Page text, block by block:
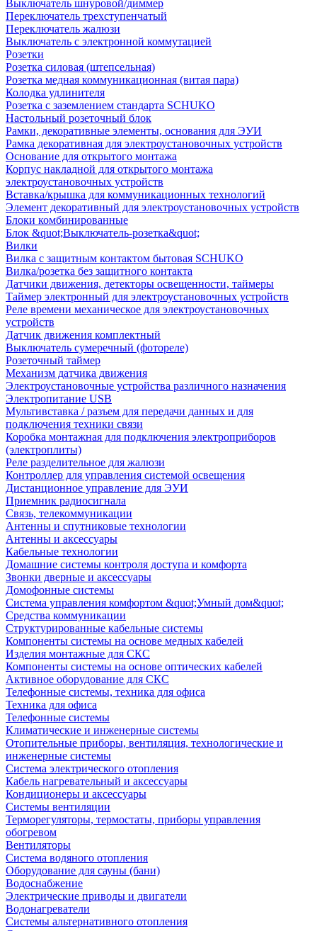
Выключатель шнуровой/диммер
Переключатель трехступенчатый
Переключатель жалюзи
Выключатель с электронной коммутацией
Розетки
Розетка силовая (штепсельная)
Розетка медная коммуникационная (витая пара)
Колодка удлинителя
Розетка с заземлением стандарта SCHUKO
Настольный розеточный блок
Рамки, декоративные элементы, основания для ЭУИ
Рамка декоративная для электроустановочных устройств
Основание для открытого монтажа
Корпус накладной для открытого монтажа
электроустановочных устройств
Вставка/крышка для коммуникационных технологий
Элемент декоративный для электроустановочных устройств
Блоки комбинированные
Блок &quot;Выключатель-розетка&quot;
Вилки
Вилка с защитным контактом бытовая SCHUKO
Вилка/розетка без защитного контакта
Датчики движения, детекторы освещенности, таймеры
Таймер электронный для электроустановочных устройств
Реле времени механическое для электроустановочных
устройств
Датчик движения комплектный
Выключатель сумеречный (фотореле)
Розеточный таймер
Механизм датчика движения
Электроустановочные устройства различного назначения
Электропитание USB
Мультивставка / разъем для передачи данных и для
подключения техники связи
Коробка монтажная для подключения электроприборов
(электроплиты)
Реле разделительное для жалюзи
Контроллер для управления системой освещения
Дистанционное управление для ЭУИ
Приемник радиосигнала
Связь, телекоммуникации
Антенны и спутниковые технологии
Антенны и аксессуары
Кабельные технологии
Домашние системы контроля доступа и комфорта
Звонки дверные и аксессуары
Домофонные системы
Система управления комфортом &quot;Умный дом&quot;
Средства коммуникации
Структурированные кабельные системы
Компоненты системы на основе медных кабелей
Изделия монтажные для СКС
Компоненты системы на основе оптических кабелей
Активное оборудование для СКС
Телефонные системы, техника для офиса
Техника для офиса
Телефонные системы
Климатические и инженерные системы
Отопительные приборы, вентиляция, технологические и
инженерные системы
Система электрического отопления
Кабель нагревательный и аксессуары
Кондиционеры и аксессуары
Системы вентиляции
Терморегуляторы, термостаты, приборы управления
обогревом
Вентиляторы
Система водяного отопления
Оборудование для сауны (бани)
Водоснабжение
Электрические приводы и двигатели
Водонагреватели
Системы альтернативного отопления